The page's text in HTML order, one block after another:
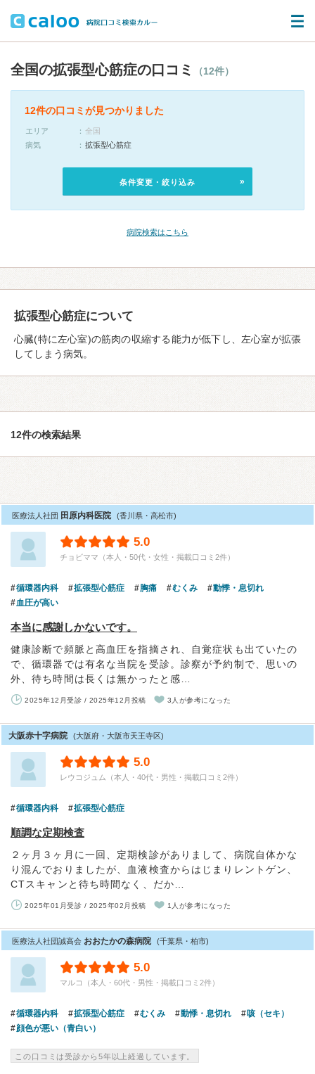
全国の拡張型心筋症の口コミ （12件）
12件の口コミが見つかりました
エリア
全国
病気
拡張型心筋症
条件変更・絞り込み
病院検索はこちら
拡張型心筋症について
心臓(特に左心室)の筋肉の収縮する能力が低下し、左心室が拡張
してしまう病気。
12件の検索結果
医療法人社団 田原内科医院 (香川県・高松市)
5.0
チョビママ（本人・50代・女性・掲載口コミ2件）
循環器内科 拡張型心筋症 胸痛 むくみ
動悸・息切れ
血圧が高い
本当に感謝しかないです。
健康診断で頻脈と高血圧を指摘され、自覚症状も出ていたの
で、循環器では有名な当院を受診。診察が予約制で、思いの
外、待ち時間は長くは無かったと感…
2025年12月受診 / 2025年12月投稿 3人が参考になった
大阪赤十字病院 (大阪府・大阪市天王寺区)
5.0
レウコジュム（本人・40代・男性・掲載口コミ2件）
循環器内科 拡張型心筋症
順調な定期検査
２ヶ月３ヶ月に一回、定期検診がありまして、病院自体かな
り混んでおりましたが、血液検査からはじまりレントゲン、
CTスキャンと待ち時間なく、だか…
2025年01月受診 / 2025年02月投稿 1人が参考になった
医療法人社団誠高会 おおたかの森病院 (千葉県・柏市)
5.0
マルコ（本人・60代・男性・掲載口コミ2件）
循環器内科 拡張型心筋症 むくみ 動悸・息切れ
咳（セキ）
顔色が悪い（青白い）
この口コミは受診から5年以上経過しています。